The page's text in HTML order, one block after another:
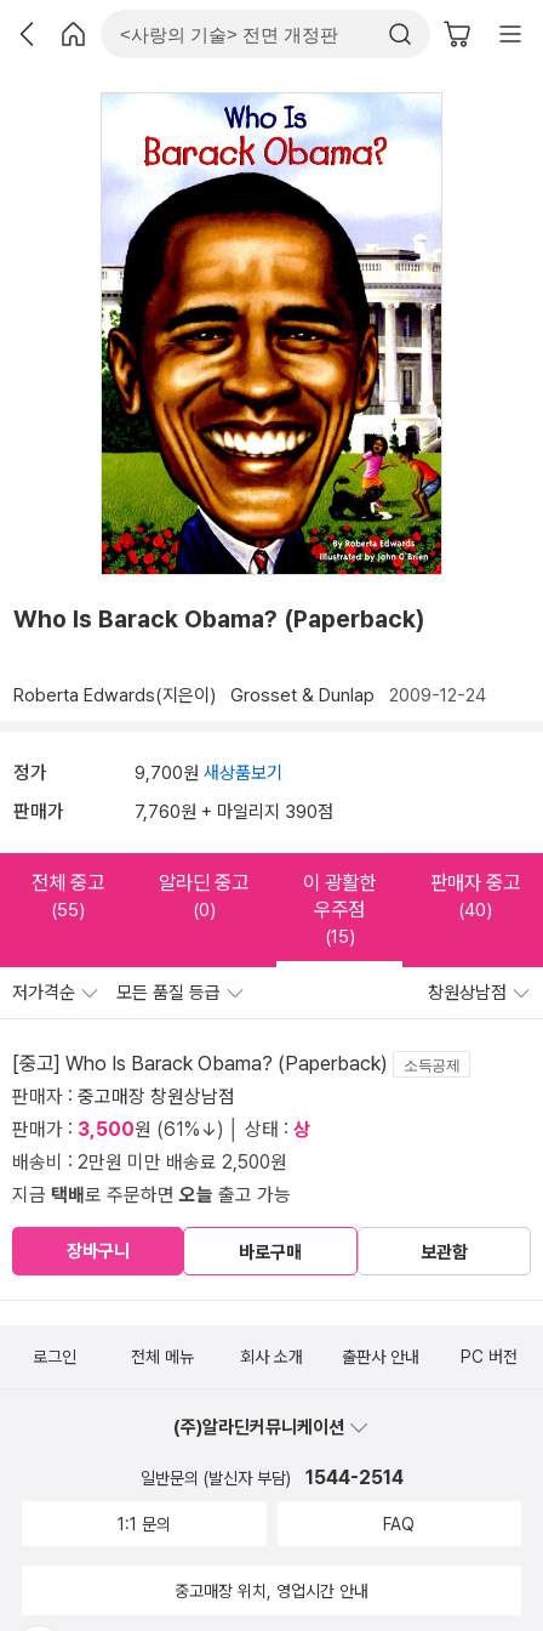
Who Is Barack Obama? (Paperback)
Roberta Edwards(지은이) Grosset & Dunlap 2009-12-24
정가 9,700원 새상품보기
판매가 7,760원 + 마일리지 390점
전체 중고
(55)
알라딘 중고
(0)
이 광활한
우주점
(15)
판매자 중고
(40)
저가격순 모든 품질 등급 창원상남점
[중고] Who Is Barack Obama? (Paperback) 소득공제
판매자 : 중고매장 창원상남점
판매가 : 3,500원 (61%↓) │ 상태 : 상
배송비 : 2만원 미만 배송료 2,500원
지금 택배로 주문하면오늘 출고 가능
장바구니 바로구매 보관함
로그인 전체 메뉴 회사 소개 출판사 안내 PC 버전
(주)알라딘커뮤니케이션
일반문의 (발신자 부담) 1544-2514
1:1 문의 FAQ
중고매장 위치, 영업시간 안내